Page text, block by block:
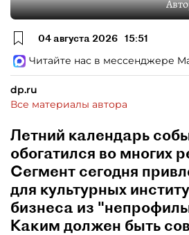
04 августа 2026 15:51
Читайте нас в мессенджере
dp.ru
Все материалы автора
Летний календарь
обогатился во многих
Сегмент сегодня
для культурных
бизнеса из
Каким должен быть